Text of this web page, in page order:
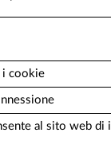
i cookie
al sito web di